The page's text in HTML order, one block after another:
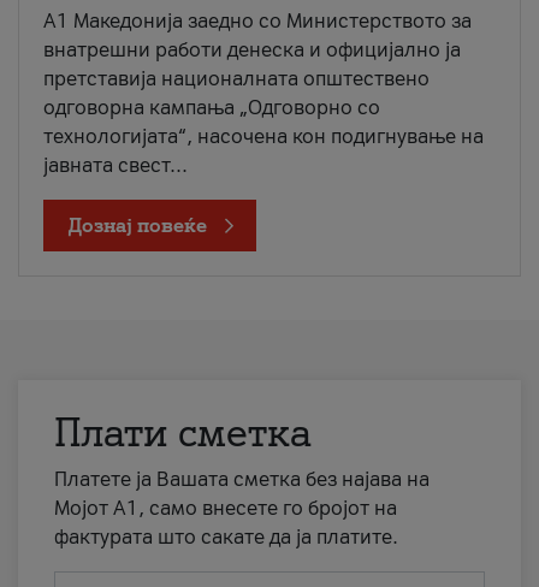
A1 Македонија заедно со Министерството за
внатрешни работи денеска и официјално ја
претставија националната општествено
одговорна кампања „Одговорно со
технологијата“, насочена кон подигнување на
јавната свест...
Дознај повеќе
Плати сметка
Платете ја Вашата сметка без најава на
Мојот А1, само внесете го бројот на
фактурата што сакате да ја платите.